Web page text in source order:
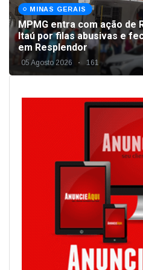
MINAS GERAIS
MPMG entra com ação de
Itaú por filas abusivas e
em Resplendor
05 Agosto 2026 161